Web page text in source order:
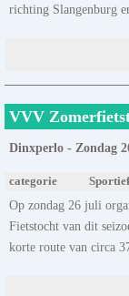
richting Slangenburg
VVV
Dinxperlo - Zondag
categorie
Op zondag 26 juli
Fietstocht van dit
korte route van circa